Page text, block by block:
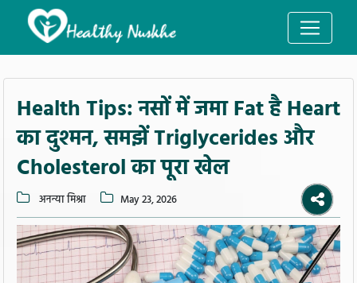
Health Tips: नसों में जमा Fat है Heart
का दुश्मन, समझें Triglycerides और
Cholesterol का पूरा खेल
अनन्या मिश्रा May 23, 2026